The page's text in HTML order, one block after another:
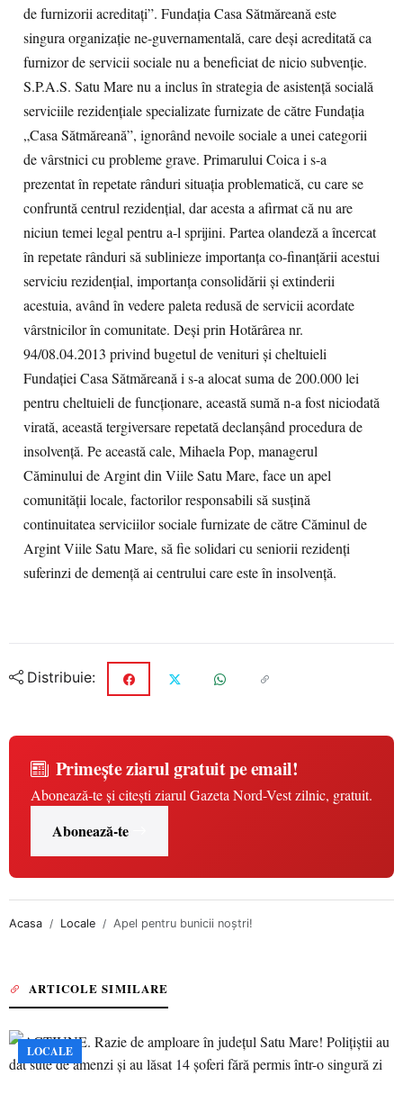
de furnizorii acreditaţi”. Fundaţia Casa Sătmăreană este
singura organizaţie ne-guvernamentală, care deşi acreditată ca
furnizor de servicii sociale nu a beneficiat de nicio subvenţie.
S.P.A.S. Satu Mare nu a inclus în strategia de asistenţă socială
serviciile rezidenţiale specializate furnizate de către Fundaţia
„Casa Sătmăreană”, ignorând nevoile sociale a unei categorii
de vârstnici cu probleme grave. Primarului Coica i s-a
prezentat în repetate rânduri situaţia problematică, cu care se
confruntă centrul rezidenţial, dar acesta a afirmat că nu are
niciun temei legal pentru a-l sprijini. Partea olandeză a încercat
în repetate rânduri să sublinieze importanţa co-finanţării acestui
serviciu rezidenţial, importanţa consolidării şi extinderii
acestuia, având în vedere paleta redusă de servicii acordate
vârstnicilor în comunitate. Deşi prin Hotărârea nr.
94/08.04.2013 privind bugetul de venituri şi cheltuieli
Fundaţiei Casa Sătmăreană i s-a alocat suma de 200.000 lei
pentru cheltuieli de funcţionare, această sumă n-a fost niciodată
virată, această tergiversare repetată declanşând procedura de
insolvenţă. Pe această cale, Mihaela Pop, managerul
Căminului de Argint din Viile Satu Mare, face un apel
comunităţii locale, factorilor responsabili să susţină
continuitatea serviciilor sociale furnizate de către Căminul de
Argint Viile Satu Mare, să fie solidari cu seniorii rezidenţi
suferinzi de demenţă ai centrului care este în insolvenţă.
Distribuie:
Primește ziarul gratuit pe email!
Abonează-te și citești ziarul Gazeta Nord-Vest zilnic, gratuit.
Abonează-te
Acasa Locale Apel pentru bunicii noştri!
ARTICOLE SIMILARE
LOCALE